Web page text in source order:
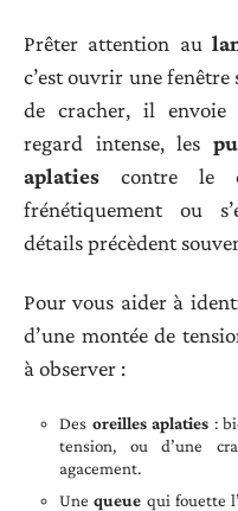
Prêter attention au
c’est ouvrir une
de cracher, il envoie
regard intense, les
aplaties contre le
frénétiquement ou
détails précèdent
Pour vous aider à
d’une montée de
à observer :
Des oreilles aplaties :
tension, ou d’une
agacement.
Unequeue qui fouette